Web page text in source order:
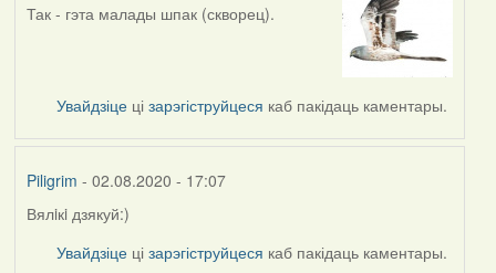
In
Piligrim
Так - гэта малады шпак (скворец).
Увайдзіце цізарэгіструйцеся каб пакідаць каментары.
Piligrim - 02.08.2020 - 17:07
In
reply
Вялiкi дзякуй:)
Увайдзіце цізарэгіструйцеся каб пакідаць каментары.